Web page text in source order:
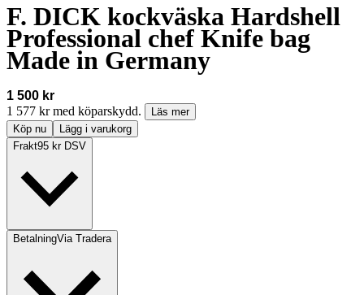
F. DICK kockväska Hardshell
Professional chef Knife bag
Made in Germany
1 500 kr
1 577 kr med köparskydd.
Läs mer
Köp nu
Lägg i varukorg
Frakt95 kr DSV
BetalningVia Tradera